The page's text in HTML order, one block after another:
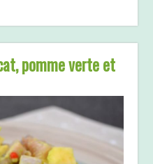
pomme verte et